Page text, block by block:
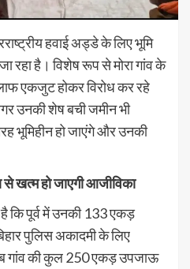
हवाई अड्डे के लिए भूमि
रहा है। विशेष रूप से मोरा गांव के
एकजुट होकर विरोध कर रहे
उनकी शेष बची जमीन भी
भूमिहीन हो जाएंगे और उनकी
खत्म हो जाएगी आजीविका
है कि पूर्व में उनकी 133 एकड़
पुलिस अकादमी के लिए
गांव की कुल 250 एकड़ उपजाऊ